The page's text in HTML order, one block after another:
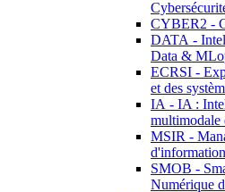
CYBER2 -
DATA -
Data &
ECRSI -
et des
IA - IA :
multimodale
MSIR -
SMOB -
Numérique